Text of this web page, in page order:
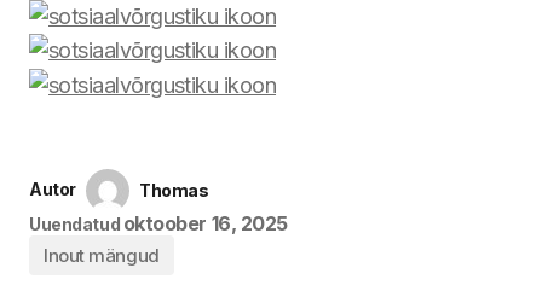
Autor
Thomas
Uuendatud oktoober 16, 2025
Inout mängud